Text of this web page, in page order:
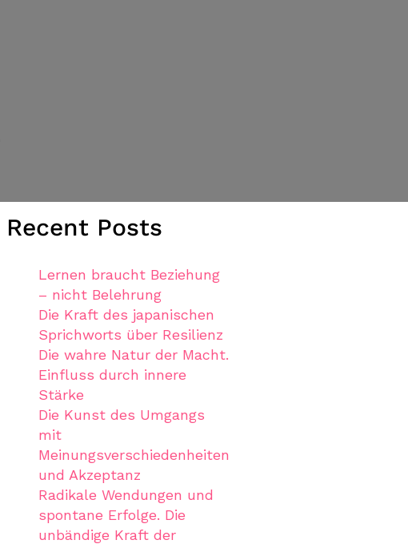
Recent Posts
Lernen braucht Beziehung
– nicht Belehrung
Die Kraft des japanischen
Sprichworts über Resilienz
Die wahre Natur der Macht.
Einfluss durch innere
Stärke
Die Kunst des Umgangs
mit
Meinungsverschiedenheiten
und Akzeptanz
Radikale Wendungen und
spontane Erfolge. Die
unbändige Kraft der